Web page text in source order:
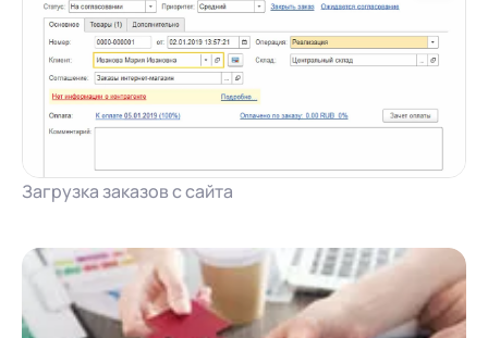
Загрузка заказов с сайта